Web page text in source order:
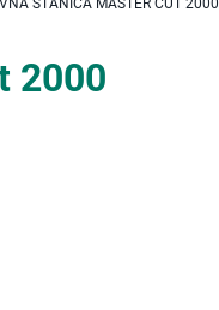
STANICA MASTER CUT 2000
2000